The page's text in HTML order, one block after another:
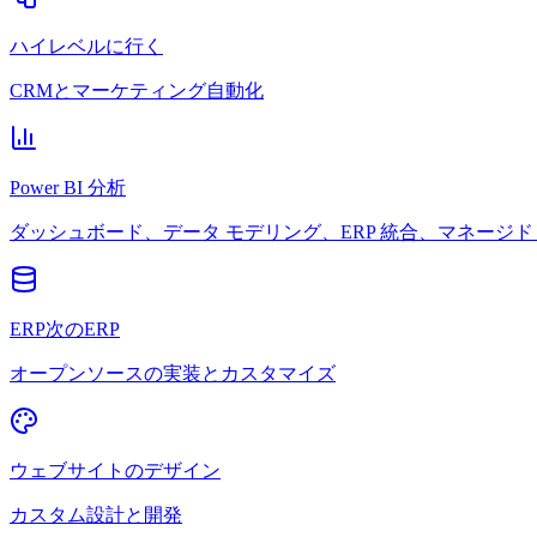
ハイレベルに行く
CRMとマーケティング自動化
Power BI 分析
ダッシュボード、データ モデリング、ERP 統合、マネージド
ERP次のERP
オープンソースの実装とカスタマイズ
ウェブサイトのデザイン
カスタム設計と開発